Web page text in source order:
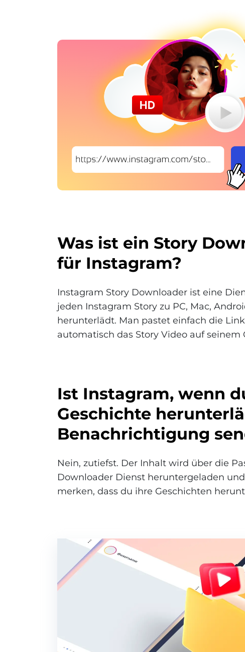
Was ist ein Story
für Instagram?
Instagram Story Downloader ist eine
jeden Instagram Story zu PC, Mac,
herunterlädt. Man pastet einfach die
automatisch das Story Video auf seinem
Ist Instagram, wenn
Geschichte
Benachrichtigung
Nein, zutiefst. Der Inhalt wird über die
Downloader Dienst heruntergeladen
merken, dass du ihre Geschichten